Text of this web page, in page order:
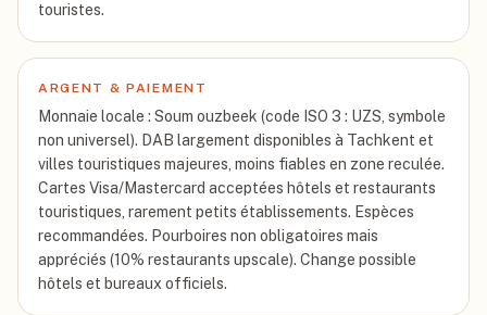
touristes.
ARGENT & PAIEMENT
Monnaie locale : Soum ouzbeek (code ISO 3 : UZS, symbole
non universel). DAB largement disponibles à Tachkent et
villes touristiques majeures, moins fiables en zone reculée.
Cartes Visa/Mastercard acceptées hôtels et restaurants
touristiques, rarement petits établissements. Espèces
recommandées. Pourboires non obligatoires mais
appréciés (10% restaurants upscale). Change possible
hôtels et bureaux officiels.